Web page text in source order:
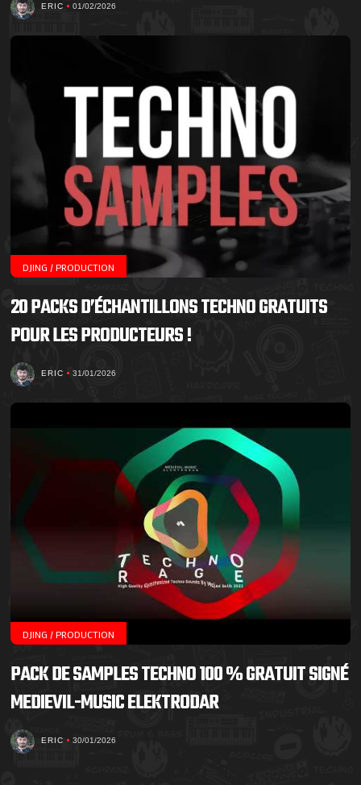
ERIC 01/02/2026
DJING / PRODUCTION
20 PACKS D’ÉCHANTILLONS TECHNO GRATUITS
POUR LES PRODUCTEURS !
ERIC 31/01/2026
DJING / PRODUCTION
PACK DE SAMPLES TECHNO 100 % GRATUIT SIGNÉ
MEDIEVIL-MUSIC ELEKTRODAR
ERIC 30/01/2026